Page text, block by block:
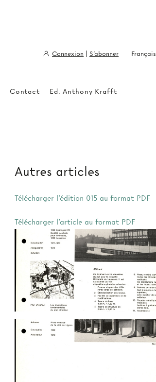
Autres articles
Télécharger l'édition 015 au format PDF
Télécharger l'article au format PDF
Contact Ed. Anthony Krafft
Connexion S'abonner Français